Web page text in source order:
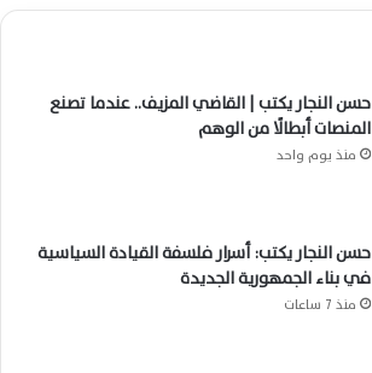
حسن النجار يكتب | القاضي المزيف.. عندما تصنع
المنصات أبطالًا من الوهم
منذ يوم واحد
حسن النجار يكتب: أسرار فلسفة القيادة السياسية
في بناء الجمهورية الجديدة
منذ 7 ساعات